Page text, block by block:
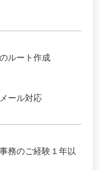
ルート作成
ール対応
務のご経験１年以